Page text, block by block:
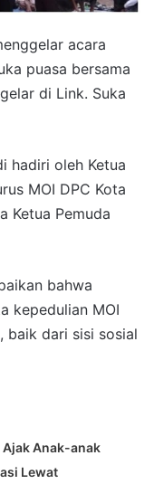
acara
puasa bersama
di Link. Suka
hadiri oleh Ketua
MOI DPC Kota
Ketua Pemuda
bahwa
kepedulian MOI
baik dari sisi sosial
Anak-anak
Lewat